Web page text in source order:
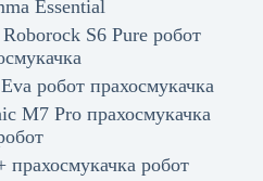
Essential
S6 Pure робот
робот прахосмукачка
M7 Pro прахосмукачка
робот